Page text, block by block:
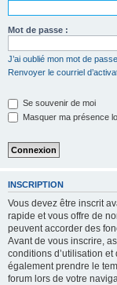
Mot de passe :
J’ai oublié mon mot de passe
Renvoyer le courriel
Se souvenir de moi
Masquer ma présence
INSCRIPTION
Vous devez être inscrit
rapide et vous offre de
peuvent accorder des
Avant de vous inscrire,
conditions d’utilisation
également prendre le
forum lors de votre